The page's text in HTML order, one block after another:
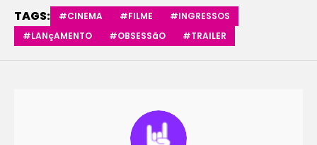
TAGS: #CINEMA #FILME
#INGRESSOS
#LANçAMENTO
#OBSESSãO #TRAILER